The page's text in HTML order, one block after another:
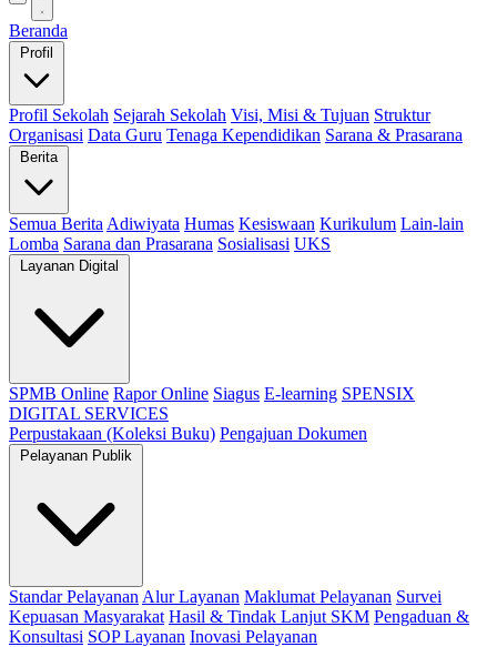
Beranda
Profil
Profil Sekolah Sejarah Sekolah Visi, Misi & Tujuan Struktur
Organisasi Data Guru Tenaga Kependidikan Sarana & Prasarana
Berita
Semua Berita Adiwiyata Humas Kesiswaan Kurikulum Lain-lain
Lomba Sarana dan Prasarana Sosialisasi UKS
Layanan Digital
SPMB Online Rapor Online Siagus E-learning SPENSIX
DIGITAL SERVICES
Perpustakaan (Koleksi Buku) Pengajuan Dokumen
Pelayanan Publik
Standar Pelayanan Alur Layanan Maklumat Pelayanan Survei
Kepuasan Masyarakat Hasil & Tindak Lanjut SKM Pengaduan &
Konsultasi SOP Layanan Inovasi Pelayanan